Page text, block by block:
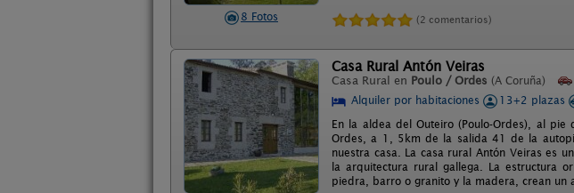
8 Fotos (2 comentarios)
Casa Rural Antón Veiras
Casa Rural en Poulo / Ordes (A Coruña)
Alquiler por habitaciones
13+2 plazas
En la aldea del Outeiro (Poulo-Ordes), al
Ordes, a 1, 5km de la salida 41 de la
nuestra casa. La casa rural Antón Veiras es
la arquitectura rural gallega. La estructura
piedra, barro o granito y la madera, crean un